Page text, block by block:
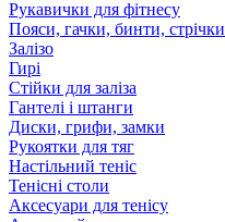
Рукавички для фітнесу
Пояси, гачки, бинти, стрічки
Залізо
Гирі
Стійки для заліза
Гантелі і штанги
Диски, грифи, замки
Рукоятки для тяг
Настільний теніс
Тенісні столи
Аксесуари для тенісу